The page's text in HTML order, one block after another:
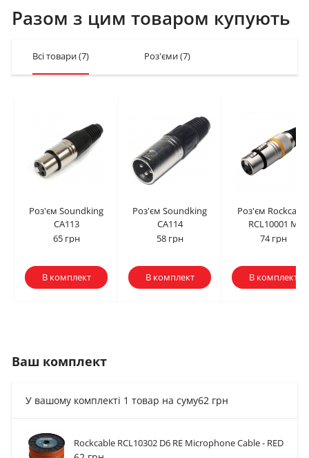
Разом з цим товаром купують
Всі товари(7) Роз'єми(7)
Роз'єм Soundking
CA113
65 грн
В комплект
Роз'єм Soundking
CA114
58 грн
В комплект
Роз'єм Rockcable
RCL10001 M
74 грн
В комплект
Роз'єм Soundking
Роз'єм Soundking
Роз'єм Rockcable
Ваш комплект
У вашому комплекті 1 товар на суму62 грн
Rockcable RCL10302 D6 RE Microphone Cable - RED